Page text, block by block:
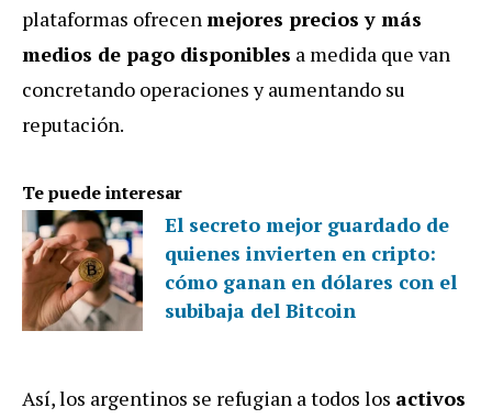
plataformas ofrecenmejores precios y más
medios de pago disponibles a medida que van
concretando operaciones y aumentando su
reputación.
Te puede interesar
El secreto mejor guardado de
quienes invierten en cripto:
cómo ganan en dólares con el
subibaja del Bitcoin
Así, los argentinos se refugian a todos los activos